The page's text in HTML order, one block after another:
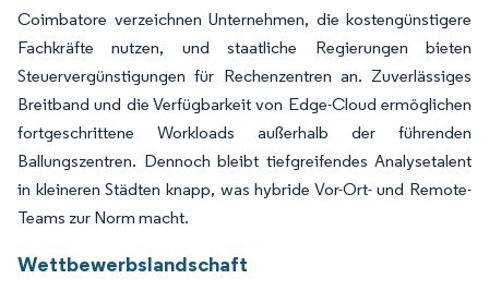
Coimbatore verzeichnen Unternehmen, die kostengünstigere
Fachkräfte nutzen, und staatliche Regierungen bieten
Steuervergünstigungen für Rechenzentren an. Zuverlässiges
Breitband und die Verfügbarkeit von Edge-Cloud ermöglichen
fortgeschrittene Workloads außerhalb der führenden
Ballungszentren. Dennoch bleibt tiefgreifendes Analysetalent
in kleineren Städten knapp, was hybride Vor-Ort- und Remote-
Teams zur Norm macht.
Wettbewerbslandschaft